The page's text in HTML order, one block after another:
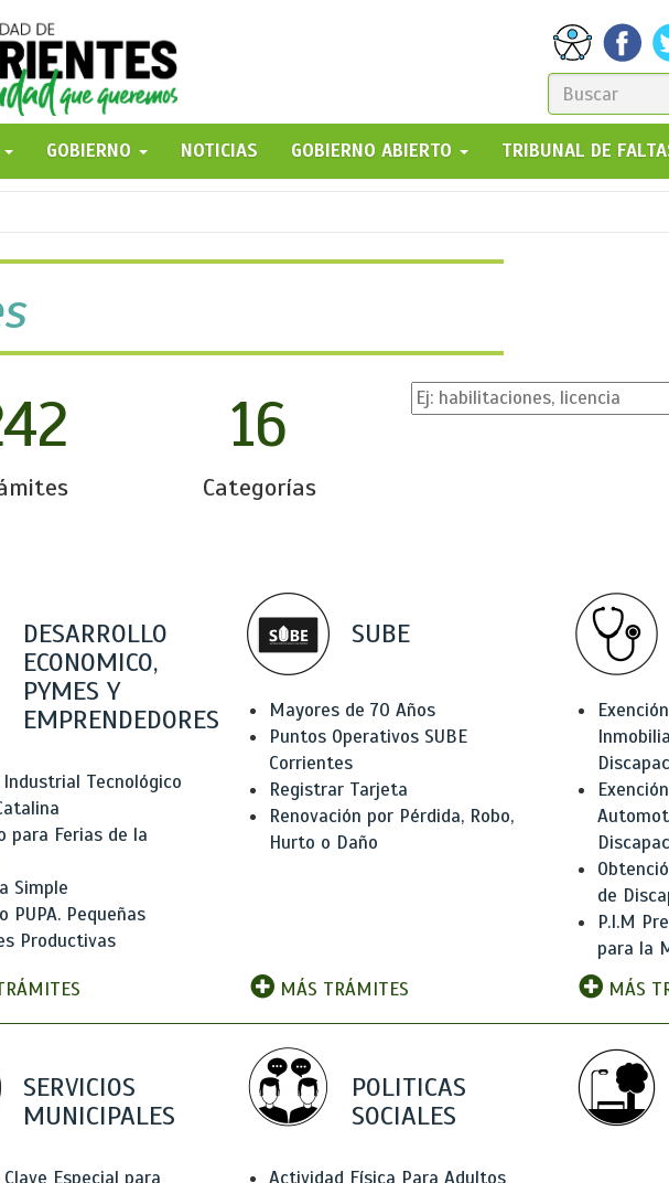
DE
GO!
GOBIERNO NOTICIAS GOBIERNO ABIERTO TRIBUNAL DE
16
Categorías
DESARROLLO
ECONOMICO,
PYMES Y
EMPRENDEDORES
Industrial Tecnológico
para Ferias de la
Simple
PUPA. Pequeñas
Productivas
SUBE
Mayores de 70 Años
Puntos Operativos SUBE
Corrientes
Registrar Tarjeta
Renovación por Pérdida, Robo,
Hurto o Daño
MÁS TRÁMITES
de
P.I.M
para la
MÁS
SERVICIOS
MUNICIPALES
Especial para
POLITICAS
SOCIALES
Actividad Física Para Adultos